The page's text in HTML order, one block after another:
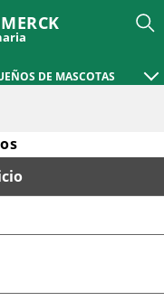
DE MASCOTAS